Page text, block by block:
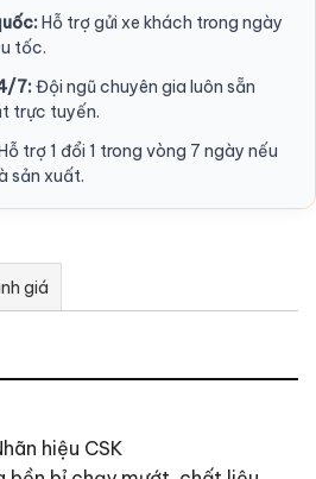
Hỗ trợ gửi xe khách trong ngày
tốc.
7:Đội ngũ chuyên gia luôn sẵn
trực tuyến.
trợ 1 đổi 1 trong vòng 7 ngày nếu
sản xuất.
giá
hiệu CSK